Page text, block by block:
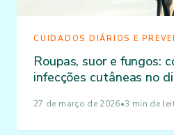
CUIDADOS DIÁRIOS E
Roupas, suor e fungos:
infecções cutâneas no
27 de março de 2026•3 min de